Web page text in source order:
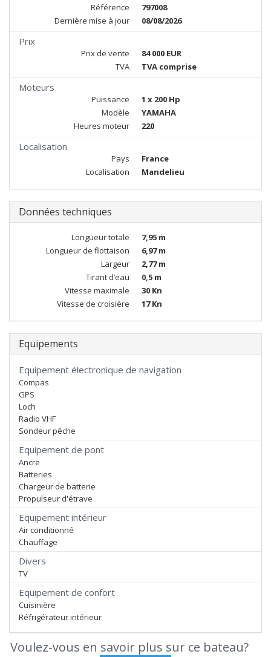
Référence
797008
Dernière mise à jour
08/08/2026
Prix
Prix de vente
84 000 EUR
TVA
TVA comprise
Moteurs
Puissance
1 x 200 Hp
Modèle
YAMAHA
Heures moteur
220
Localisation
Pays
France
Localisation
Mandelieu
Données techniques
Longueur totale
7,95 m
Longueur de flottaison
6,97 m
Largeur
2,77 m
Tirant d’eau
0,5 m
Vitesse maximale
30 Kn
Vitesse de croisière
17 Kn
Equipements
Equipement électronique de navigation
Compas
GPS
Loch
Radio VHF
Sondeur pêche
Equipement de pont
Ancre
Batteries
Chargeur de batterie
Propulseur d'étrave
Equipement intérieur
Air conditionné
Chauffage
Divers
TV
Equipement de confort
Cuisinière
Réfrigérateur intérieur
Voulez-vous en savoir plus sur ce bateau?